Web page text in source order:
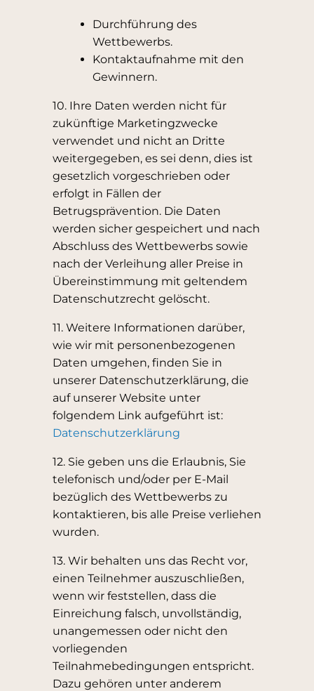
Durchführung des
Wettbewerbs.
Kontaktaufnahme mit den
Gewinnern.
10. Ihre Daten werden nicht für
zukünftige Marketingzwecke
verwendet und nicht an Dritte
weitergegeben, es sei denn, dies ist
gesetzlich vorgeschrieben oder
erfolgt in Fällen der
Betrugsprävention. Die Daten
werden sicher gespeichert und nach
Abschluss des Wettbewerbs sowie
nach der Verleihung aller Preise in
Übereinstimmung mit geltendem
Datenschutzrecht gelöscht.
11. Weitere Informationen darüber,
wie wir mit personenbezogenen
Daten umgehen, finden Sie in
unserer Datenschutzerklärung, die
auf unserer Website unter
folgendem Link aufgeführt ist:
Datenschutzerklärung
12. Sie geben uns die Erlaubnis, Sie
telefonisch und/oder per E-Mail
bezüglich des Wettbewerbs zu
kontaktieren, bis alle Preise verliehen
wurden.
13. Wir behalten uns das Recht vor,
einen Teilnehmer auszuschließen,
wenn wir feststellen, dass die
Einreichung falsch, unvollständig,
unangemessen oder nicht den
vorliegenden
Teilnahmebedingungen entspricht.
Dazu gehören unter anderem